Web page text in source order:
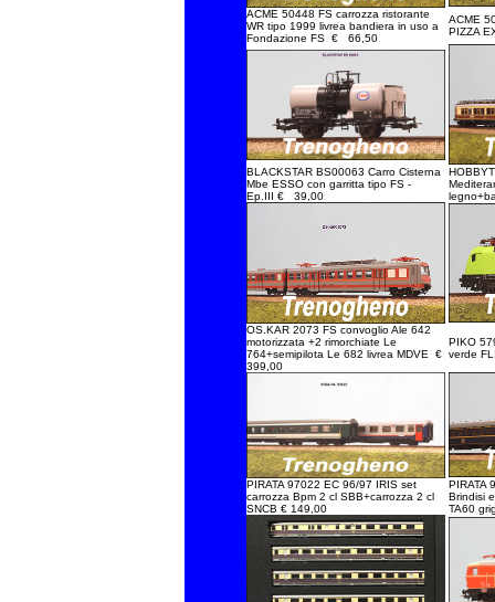
ACME 50448 FS carrozza ristorante
WR tipo 1999 livrea bandiera in uso a
Fondazione FS € 66,50
ACME
PIZZA
BLACKSTAR BS00063 Carro Cisterna
Mbe ESSO con garritta tipo FS -
Ep.III € 39,00
OS.KAR 2073 FS convoglio Ale 642
motorizzata +2 rimorchiate Le
764+semipilota Le 682 livrea MDVE €
399,00
PIKO
verde
PIRATA 97022 EC 96/97 IRIS set
carrozza Bpm 2 cl SBB+carrozza 2 cl
SNCB € 149,00
PIRATA
Brindisi
TA60